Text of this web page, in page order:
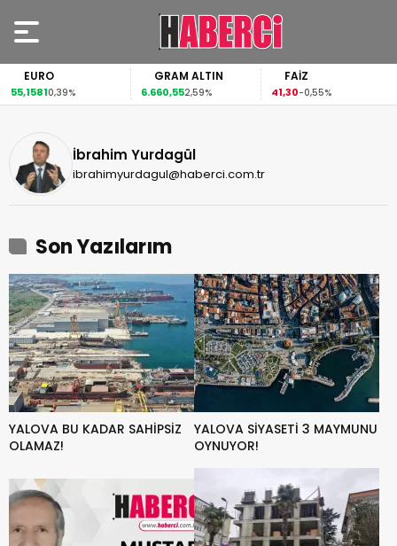
EURO
55,15810,39%
GRAM ALTIN
6.660,552,59%
FAİZ
41,30-0,55%
İbrahim Yurdagül
ibrahimyurdagul@haberci.com.tr
Son Yazılarım
YALOVA BU KADAR SAHİPSİZ
OLAMAZ!
YALOVA SİYASETİ 3 MAYMUNU
OYNUYOR!